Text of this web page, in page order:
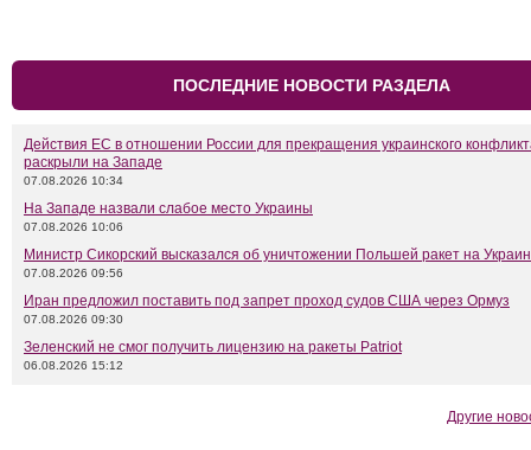
ПОСЛЕДНИЕ НОВОСТИ РАЗДЕЛА
Действия ЕС в отношении России для прекращения украинского
раскрыли на Западе
07.08.2026 10:34
На Западе назвали слабое место Украины
07.08.2026 10:06
Министр Сикорский высказался об уничтожении Польшей ракет на
07.08.2026 09:56
Иран предложил поставить под запрет проход судов США через Ормуз
07.08.2026 09:30
Зеленский не смог получить лицензию на ракеты Patriot
06.08.2026 15:12
Другие